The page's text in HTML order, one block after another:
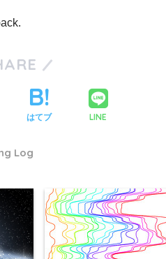
はてブ LINE
Log